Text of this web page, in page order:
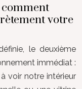
votre
le deuxième
immédiat :
voir notre intérieur